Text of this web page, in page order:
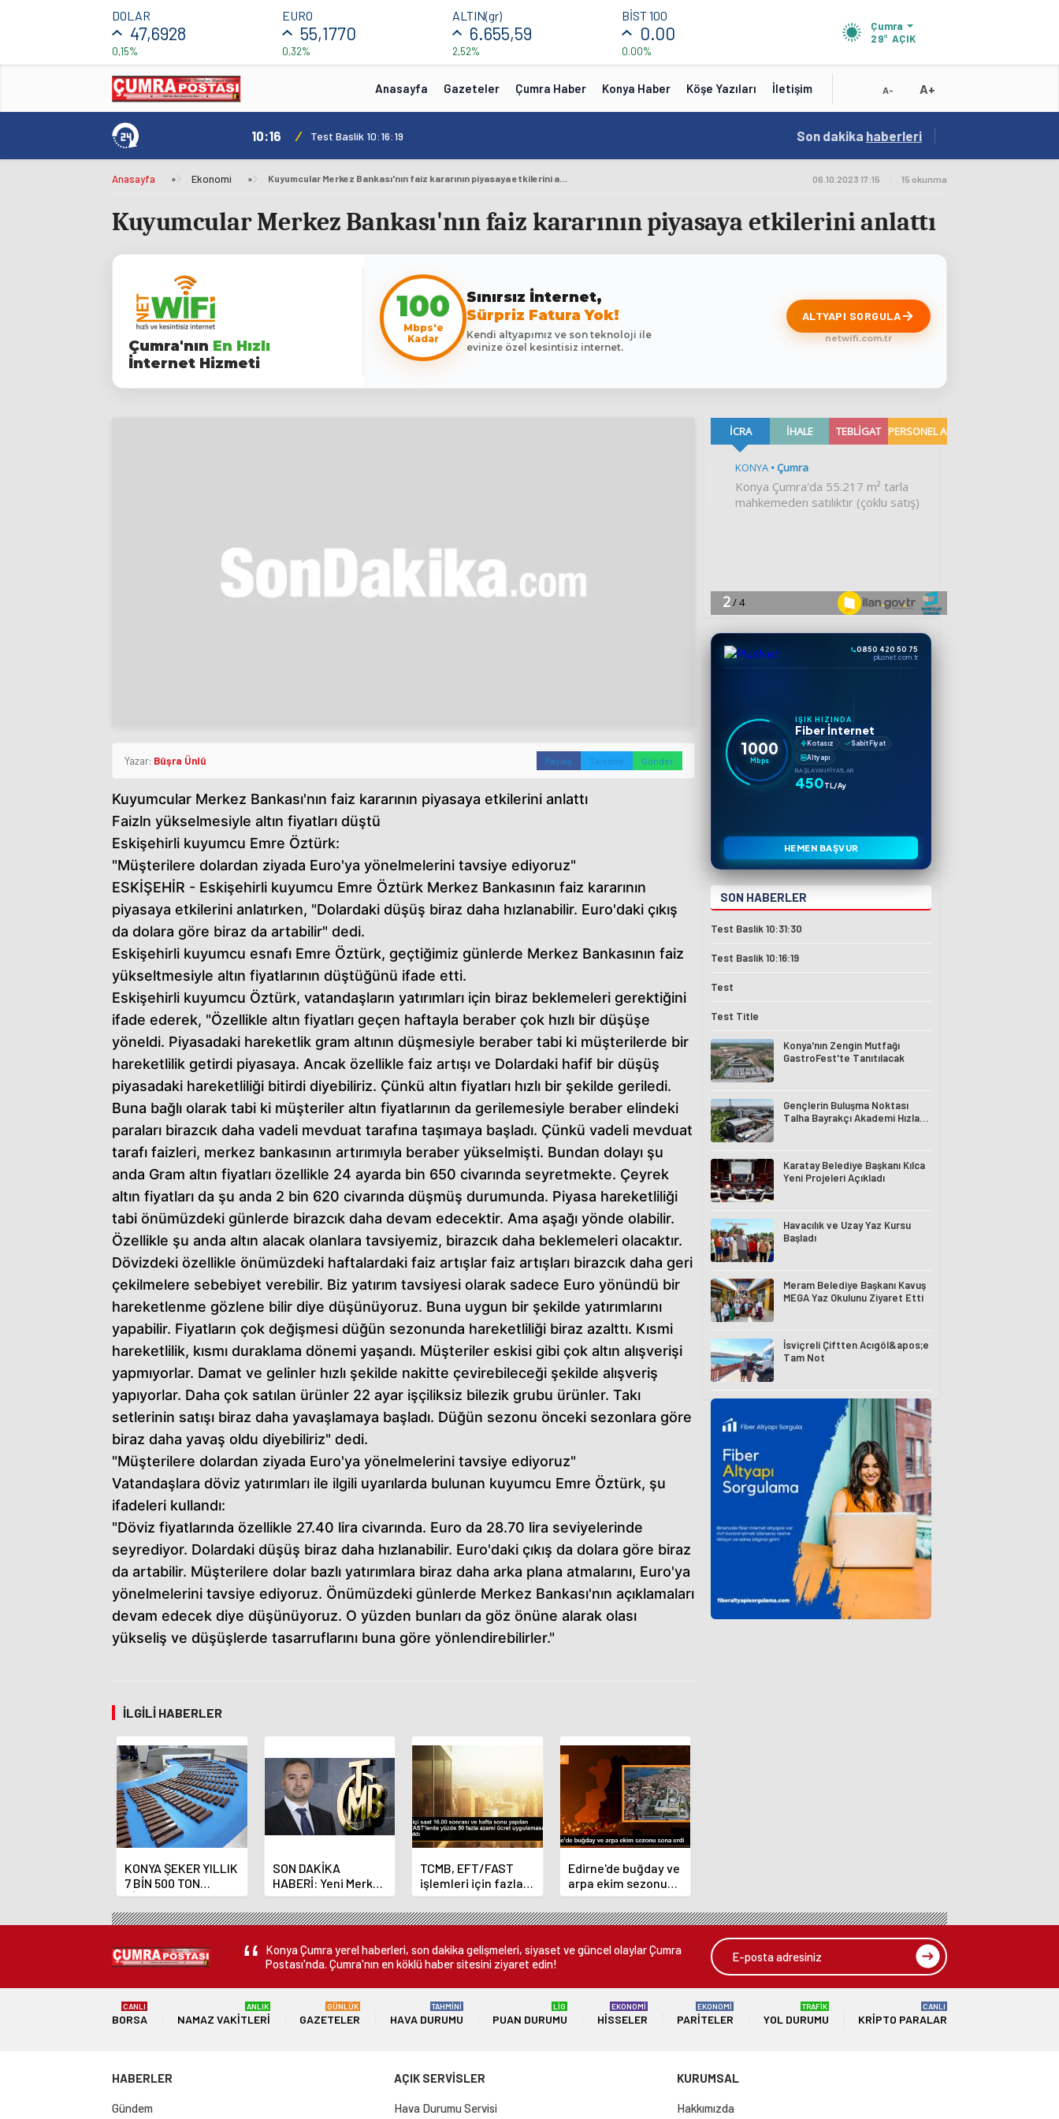
DOLAR
47,6928
0,15%
EURO
55,1770
0,32%
ALTIN(gr)
6.655,59
2,52%
BİST 100
0.00
0.00%
Çumra
29° AÇIK
Anasayfa Gazeteler Çumra Haber Konya Haber Köşe Yazıları İletişim A- A+
10:16 / Test Baslik 10:16:19 15:41 / Test
Son dakika haberleri
Anasayfa » Ekonomi » Kuyumcular Merkez Bankası'nın faiz kararının piyasaya etkilerini anlattı 06.10.2023 17:15 15 okunma
Kuyumcular Merkez Bankası'nın faiz kararının piyasaya etkilerini anlattı
Çumra'nın En Hızlı
İnternet Hizmeti
100
Mbps'e
Kadar
Sınırsız İnternet,
Sürpriz Fatura Yok!
Kendi altyapımız ve son teknoloji ile
evinize özel kesintisiz internet.
ALTYAPI SORGULA
netwifi.com.tr
Yazar: Büşra Ünlü Paylaş Tweetle Gönder
Kuyumcular Merkez Bankası'nın faiz kararının piyasaya etkilerini anlattı
Faizln yükselmesiyle altın fiyatları düştü
Eskişehirli kuyumcu Emre Öztürk:
"Müşterilere dolardan ziyada Euro'ya yönelmelerini tavsiye ediyoruz"
ESKİŞEHİR - Eskişehirli kuyumcu Emre Öztürk Merkez Bankasının faiz kararının
piyasaya etkilerini anlatırken, "Dolardaki düşüş biraz daha hızlanabilir. Euro'daki çıkış
da dolara göre biraz da artabilir" dedi.
Eskişehirli kuyumcu esnafı Emre Öztürk, geçtiğimiz günlerde Merkez Bankasının faiz
yükseltmesiyle altın fiyatlarının düştüğünü ifade etti.
Eskişehirli kuyumcu Öztürk, vatandaşların yatırımları için biraz beklemeleri gerektiğini
ifade ederek, "Özellikle altın fiyatları geçen haftayla beraber çok hızlı bir düşüşe
yöneldi. Piyasadaki hareketlik gram altının düşmesiyle beraber tabi ki müşterilerde bir
hareketlilik getirdi piyasaya. Ancak özellikle faiz artışı ve Dolardaki hafif bir düşüş
piyasadaki hareketliliği bitirdi diyebiliriz. Çünkü altın fiyatları hızlı bir şekilde geriledi.
Buna bağlı olarak tabi ki müşteriler altın fiyatlarının da gerilemesiyle beraber elindeki
paraları birazcık daha vadeli mevduat tarafına taşımaya başladı. Çünkü vadeli mevduat
tarafı faizleri, merkez bankasının artırımıyla beraber yükselmişti. Bundan dolayı şu
anda Gram altın fiyatları özellikle 24 ayarda bin 650 civarında seyretmekte. Çeyrek
altın fiyatları da şu anda 2 bin 620 civarında düşmüş durumunda. Piyasa hareketliliği
tabi önümüzdeki günlerde birazcık daha devam edecektir. Ama aşağı yönde olabilir.
Özellikle şu anda altın alacak olanlara tavsiyemiz, birazcık daha beklemeleri olacaktır.
Dövizdeki özellikle önümüzdeki haftalardaki faiz artışlar faiz artışları birazcık daha geri
çekilmelere sebebiyet verebilir. Biz yatırım tavsiyesi olarak sadece Euro yönündü bir
hareketlenme gözlene bilir diye düşünüyoruz. Buna uygun bir şekilde yatırımlarını
yapabilir. Fiyatların çok değişmesi düğün sezonunda hareketliliği biraz azalttı. Kısmi
hareketlilik, kısmı duraklama dönemi yaşandı. Müşteriler eskisi gibi çok altın alışverişi
yapmıyorlar. Damat ve gelinler hızlı şekilde nakitte çevirebileceği şekilde alışveriş
yapıyorlar. Daha çok satılan ürünler 22 ayar işçiliksiz bilezik grubu ürünler. Takı
setlerinin satışı biraz daha yavaşlamaya başladı. Düğün sezonu önceki sezonlara göre
biraz daha yavaş oldu diyebiliriz" dedi.
"Müşterilere dolardan ziyada Euro'ya yönelmelerini tavsiye ediyoruz"
Vatandaşlara döviz yatırımları ile ilgili uyarılarda bulunan kuyumcu Emre Öztürk, şu
ifadeleri kullandı:
"Döviz fiyatlarında özellikle 27.40 lira civarında. Euro da 28.70 lira seviyelerinde
seyrediyor. Dolardaki düşüş biraz daha hızlanabilir. Euro'daki çıkış da dolara göre biraz
da artabilir. Müşterilere dolar bazlı yatırımlara biraz daha arka plana atmalarını, Euro'ya
yönelmelerini tavsiye ediyoruz. Önümüzdeki günlerde Merkez Bankası'nın açıklamaları
devam edecek diye düşünüyoruz. O yüzden bunları da göz önüne alarak olası
yükseliş ve düşüşlerde tasarruflarını buna göre yönlendirebilirler."
İLGILI HABERLER
KONYA ŞEKER YILLIK
7 BİN 500 TON
ÇİKOLATALI ÜRÜN
ÜRETİLECEK
SON DAKİKA
HABERİ: Yeni Merkez
Bankası Başkanı
Fatih Karahan oldu
TCMB, EFT/FAST
işlemleri için fazla
ücret uygulamasını
kaldırdı
Edirne'de buğday ve
arpa ekim sezonu
sona erdi
0850 420 50 75
plusnet.com.tr
1000
Mbps
IŞIK HIZINDA
Fiber İnternet
Kotasız
Sabit Fiyat
Altyapı
BAŞLAYAN FIYATLAR
450TL/Ay
HEMEN BAŞVUR
SON HABERLER
Test Baslik 10:31:30
Test Baslik 10:16:19
Test
Test Title
Konya'nın Zengin Mutfağı
GastroFest'te Tanıtılacak
Gençlerin Buluşma Noktası
Talha Bayrakçı Akademi Hızla
Karatay Belediye Başkanı Kılca
Yeni Projeleri Açıkladı
Havacılık ve Uzay Yaz Kursu
Başladı
Meram Belediye Başkanı Kavuş
MEGA Yaz Okulunu Ziyaret Etti
İsviçreli Çiftten Acıgöl&apos;e
Tam Not
Konya Çumra yerel haberleri, son dakika gelişmeleri, siyaset ve güncel olaylar Çumra
Postası'nda. Çumra'nın en köklü haber sitesini ziyaret edin!
BORSA
CANLI
NAMAZ VAKITLERI
ANLIK
GAZETELER
GÜNLÜK
HAVA DURUMU
TAHMİNİ
PUAN DURUMU
LİG
HISSELER
EKONOMİ
PARITELER
EKONOMİ
YOL DURUMU
TRAFİK
KRIPTO PARALAR
CANLI
HABERLER
Gündem
AÇIK SERVİSLER
Hava Durumu Servisi
KURUMSAL
Hakkımızda